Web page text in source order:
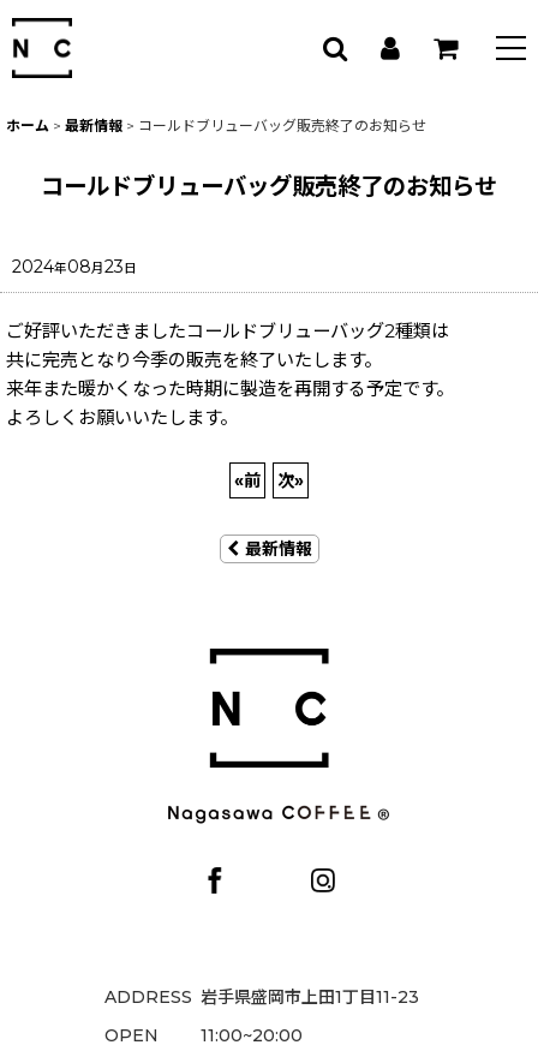
ホーム > 最新情報 > コールドブリューバッグ販売終了のお知らせ
コールドブリューバッグ販売終了のお知らせ
2024年08月23日
ご好評いただきましたコールドブリューバッグ2種類は
共に完売となり今季の販売を終了いたします。
来年また暖かくなった時期に製造を再開する予定です。
よろしくお願いいたします。
«前 次»
最新情報
ADDRESS 岩手県盛岡市上田1丁目11-23
OPEN
11:00~20:00